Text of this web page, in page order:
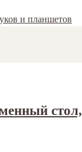
и планшетов
стол,